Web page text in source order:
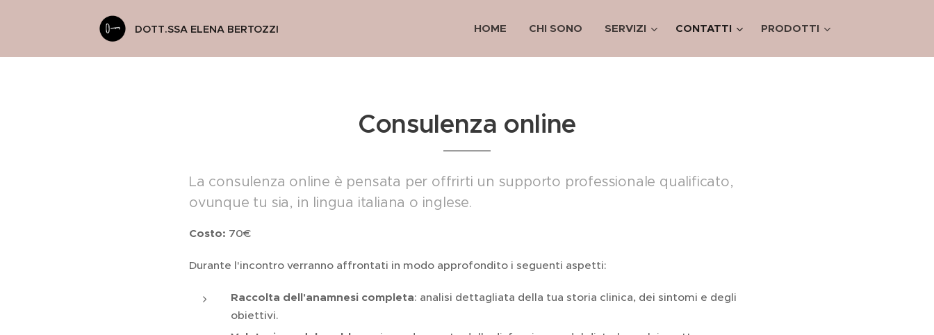
DOTT.SSA ELENA BERTOZZI HOME CHI SONO SERVIZI CONTATTI PRODOTTI
Consulenza online
La consulenza online è pensata per offrirti un supporto professionale qualificato,
ovunque tu sia, in lingua italiana o inglese.
Costo: 70€
Durante l'incontro verranno affrontati in modo approfondito i seguenti aspetti:
Raccolta dell'anamnesi completa: analisi dettagliata della tua storia clinica, dei sintomi e degli
obiettivi.